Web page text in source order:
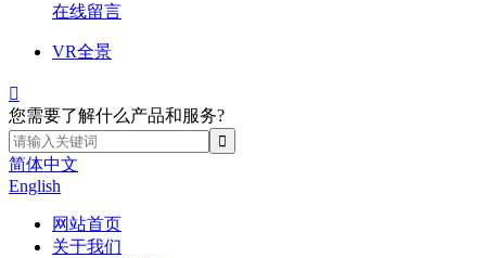
在线留言
VR全景

您需要了解什么产品和服务?
简体中文
English
网站首页
关于我们